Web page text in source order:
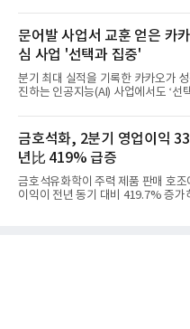
어갔다.롯데케미칼이 2026년 2분기
액 5조6864억원, 영업이익 1101억원
일 밝혔다. 사업별로는 기초화학 부
초소재사업·LC타이탄·LC USA·롯데
출 3조9403억원, 영업이익 23억원을
보수 영향과 원료 가격 변동에 따른
기 대비 수익성은 둔화됐지만 흑자
우호적인 환율 효과
문어발 사업서 교훈 얻은 카
심 사업 '선택과 집중'
분기 최대 실적을 기록한 카카오가
진하는 인공지능(AI) 사업에서도 ‘선
라 투자에 나서는 것과 달리, 카카오
라는 플랫폼 경쟁력을 활용한 AI 에
집중하는 전략이다. 과거 무리한 사
겪었던 시행착오를 되풀이하지 않고
중하겠다는 취지로 풀이된다.7일 업
오는 올해 2분기 연결 기준 매출 2조
익 2770억원을 기록했다. 전년 동기
금호석화, 2분기 영업이익
년比 419% 급증
금호석유화학이 주력 제품 판매 호조
이익이 전년 동기 대비 419.7% 증가